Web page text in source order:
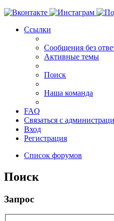
Ссылки
Сообщения без
Активные темы
Поиск
Наша команда
FAQ
Связаться с
Вход
Регистрация
Список форумов
Поиск
Запрос